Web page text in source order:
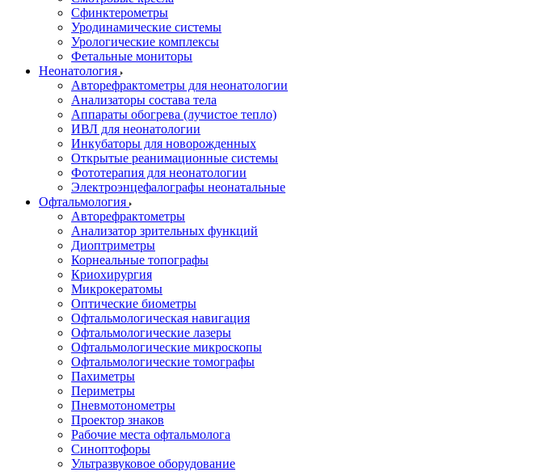
Сфинктерометры
Уродинамические системы
Урологические комплексы
Фетальные мониторы
Неонатология
Авторефрактометры для неонатологии
Анализаторы состава тела
Аппараты обогрева (лучистое тепло)
ИВЛ для неонатологии
Инкубаторы для новорожденных
Открытые реанимационные системы
Фототерапия для неонатологии
Электроэнцефалографы неонатальные
Офтальмология
Авторефрактометры
Анализатор зрительных функций
Диоптриметры
Корнеальные топографы
Криохирургия
Микрокератомы
Оптические биометры
Офтальмологическая навигация
Офтальмологические лазеры
Офтальмологические микроскопы
Офтальмологические томографы
Пахиметры
Периметры
Пневмотонометры
Проектор знаков
Рабочие места офтальмолога
Синоптофоры
Ультразвуковое оборудование